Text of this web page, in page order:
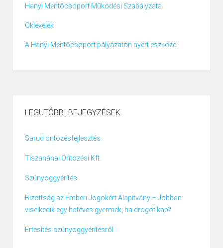
Hanyi Mentőcsoport Működési Szabályzata
Oklevelek
A Hanyi Mentőcsoport pályázaton nyert eszközei
LEGUTÓBBI BEJEGYZÉSEK
Sarud öntözésfejlesztés
Tiszanánai Öntözési Kft.
Szúnyoggyérítés
Bizottság az Emberi Jogokért Alapítvány – Jobban
viselkedik egy hatéves gyermek, ha drogot kap?
Értesítés szúnyoggyérítésről